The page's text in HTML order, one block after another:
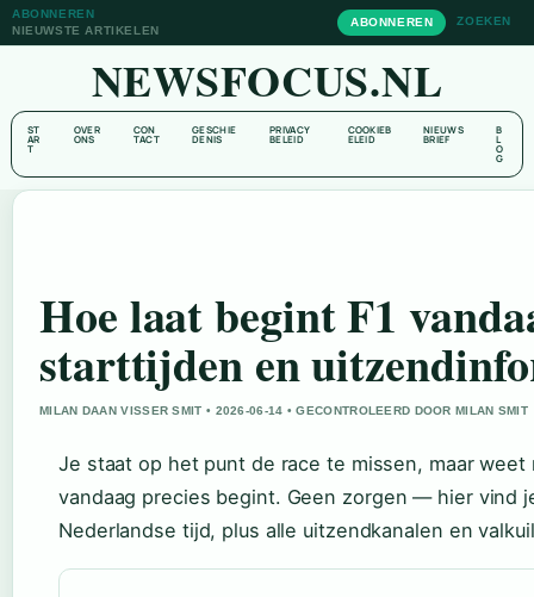
ABONNEREN
NIEUWSTE ARTIKELEN
ABONNEREN ZOEKEN
NEWSFOCUS.NL
ST
AR
T
OVER
ONS
CON
TACT
GESCHIE
DENIS
PRIVACY
BELEID
COOKIEB
ELEID
NIEUWS
BRIEF
B
L
O
G
Hoe laat begint F1
starttijden en
MILAN DAAN VISSER SMIT • 2026-06-14 • GECONTROLEERD DOOR MILAN SMIT
Je staat op het punt de race te missen, maar weet
vandaag precies begint. Geen zorgen — hier vind
Nederlandse tijd, plus alle uitzendkanalen en